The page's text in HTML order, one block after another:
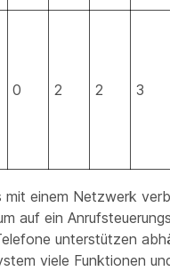
0 2 2 3
mit einem Netzwerk
auf ein
unterstützen
viele Funktionen